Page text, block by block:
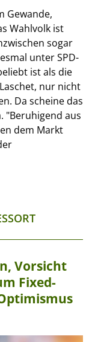
Gewande,
Wahlvolk ist
sogar
unter SPD-
ist als die
nur nicht
Da scheine das
"Beruhigend aus
dem Markt
Vorsicht
Fixed-